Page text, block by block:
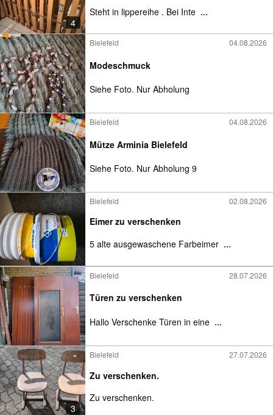
4
Steht in lippereihe . Bei Inte ...
Bielefeld 04.08.2026
Modeschmuck
Siehe Foto. Nur Abholung
Bielefeld 04.08.2026
Mütze Arminia Bielefeld
Siehe Foto. Nur Abholung 9
Bielefeld 02.08.2026
Eimer zu verschenken
5 alte ausgewaschene Farbeimer ...
Bielefeld 28.07.2026
Türen zu verschenken
Hallo Verschenke Türen in eine ...
3
Bielefeld 27.07.2026
Zu verschenken.
Zu verschenken.